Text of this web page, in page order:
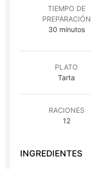
TIEMPO DE
PREPARACIÓN
30minutos
minutos
PLATO
Tarta
RACIONES
12
INGREDIENTES